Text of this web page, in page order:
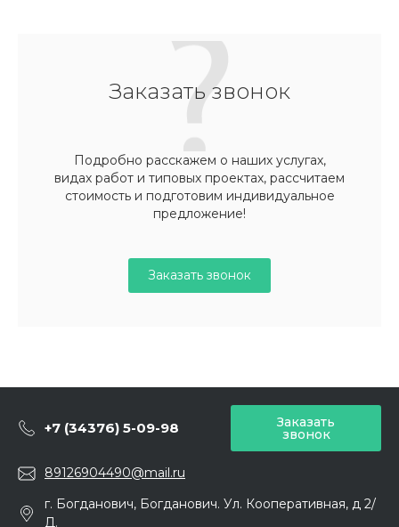
Заказать звонок
Подробно расскажем о наших услугах,
видах работ и типовых проектах, рассчитаем
стоимость и подготовим индивидуальное
предложение!
Заказать звонок
+7 (34376) 5-09-98 Заказать
звонок
89126904490@mail.ru
г. Богданович, Богданович. Ул. Кооперативная, д 2/
Д.